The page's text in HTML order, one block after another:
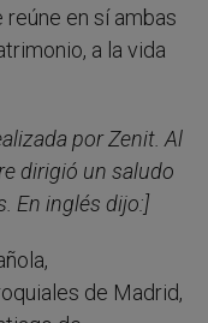
en sí ambas
a la vida
por Zenit. Al
dirigió un saludo
En inglés dijo:]
de Madrid,